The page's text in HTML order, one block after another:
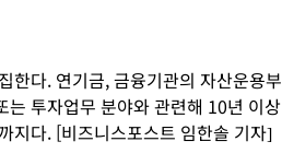
한다. 연기금, 금융기관의 자산운용부
는 투자업무 분야와 관련해 10년 이상
지다. [비즈니스포스트 임한솔 기자]